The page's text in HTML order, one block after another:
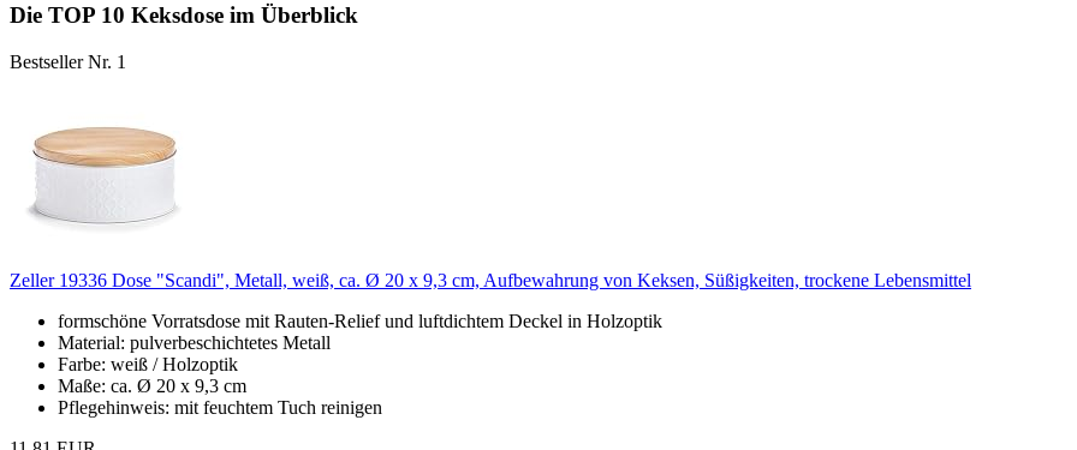
Die TOP 10 Keksdose im Überblick
Bestseller Nr. 1
Zeller 19336 Dose "Scandi", Metall, weiß, ca. Ø 20 x 9,3 cm, Aufbewahrung von Keksen, Süßigkeiten, trockene Lebensmittel
formschöne Vorratsdose mit Rauten-Relief und luftdichtem Deckel in Holzoptik
Material: pulverbeschichtetes Metall
Farbe: weiß / Holzoptik
Maße: ca. Ø 20 x 9,3 cm
Pflegehinweis: mit feuchtem Tuch reinigen